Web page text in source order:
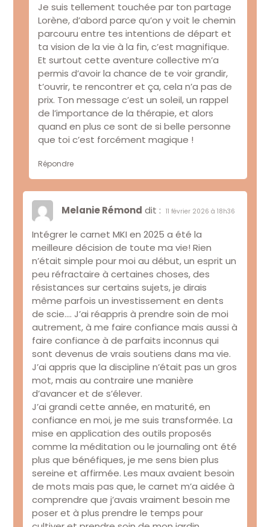
Je suis tellement touchée par ton partage
Lorène, d’abord parce qu’on y voit le chemin
parcouru entre tes intentions de départ et
ta vision de la vie à la fin, c’est magnifique.
Et surtout cette aventure collective m’a
permis d’avoir la chance de te voir grandir,
t’ouvrir, te rencontrer et ça, cela n’a pas de
prix. Ton message c’est un soleil, un rappel
de l’importance de la thérapie, et alors
quand en plus ce sont de si belle personne
que toi c’est forcément magique !
Répondre
Melanie Rémond dit : 11 février 2026 à 18h36
Intégrer le carnet MKI en 2025 a été la
meilleure décision de toute ma vie! Rien
n’était simple pour moi au début, un esprit un
peu réfractaire à certaines choses, des
résistances sur certains sujets, je dirais
même parfois un investissement en dents
de scie…. J’ai réappris à prendre soin de moi
autrement, à me faire confiance mais aussi à
faire confiance à de parfaits inconnus qui
sont devenus de vrais soutiens dans ma vie.
J’ai appris que la discipline n’était pas un gros
mot, mais au contraire une manière
d’avancer et de s’élever.
J’ai grandi cette année, en maturité, en
confiance en moi, je me suis transformée. La
mise en application des outils proposés
comme la méditation ou le journaling ont été
plus que bénéfiques, je me sens bien plus
sereine et affirmée. Les maux avaient besoin
de mots mais pas que, le carnet m’a aidée à
comprendre que j’avais vraiment besoin me
poser et à plus prendre le temps pour